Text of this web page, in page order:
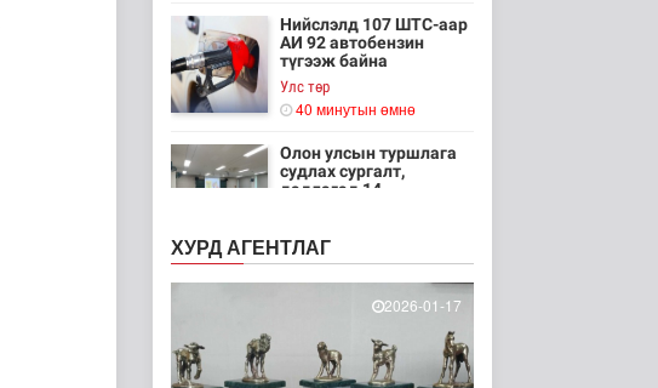
Нийслэлд 107 ШТС-аар
АИ 92 автобензин
түгээж байна
Улс төр
40 минутын өмнө
Олон улсын туршлага
судлах сургалт,
дадлагад 14 ..
1 цаг 6 минутын өмнө
Канадын Ерөнхий сайд
АНУ-тай хийж буй
худалдааны..
Дэлхийд
1 цаг 20 минутын өмнө
ХУРД АГЕНТЛАГ
2026-01-17